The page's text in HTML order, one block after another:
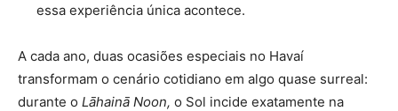
essa experiência única acontece.
A cada ano, duas ocasiões especiais no Havaí
transformam o cenário cotidiano em algo quase surreal:
durante o Lāhainā Noon, o Sol incide exatamente na